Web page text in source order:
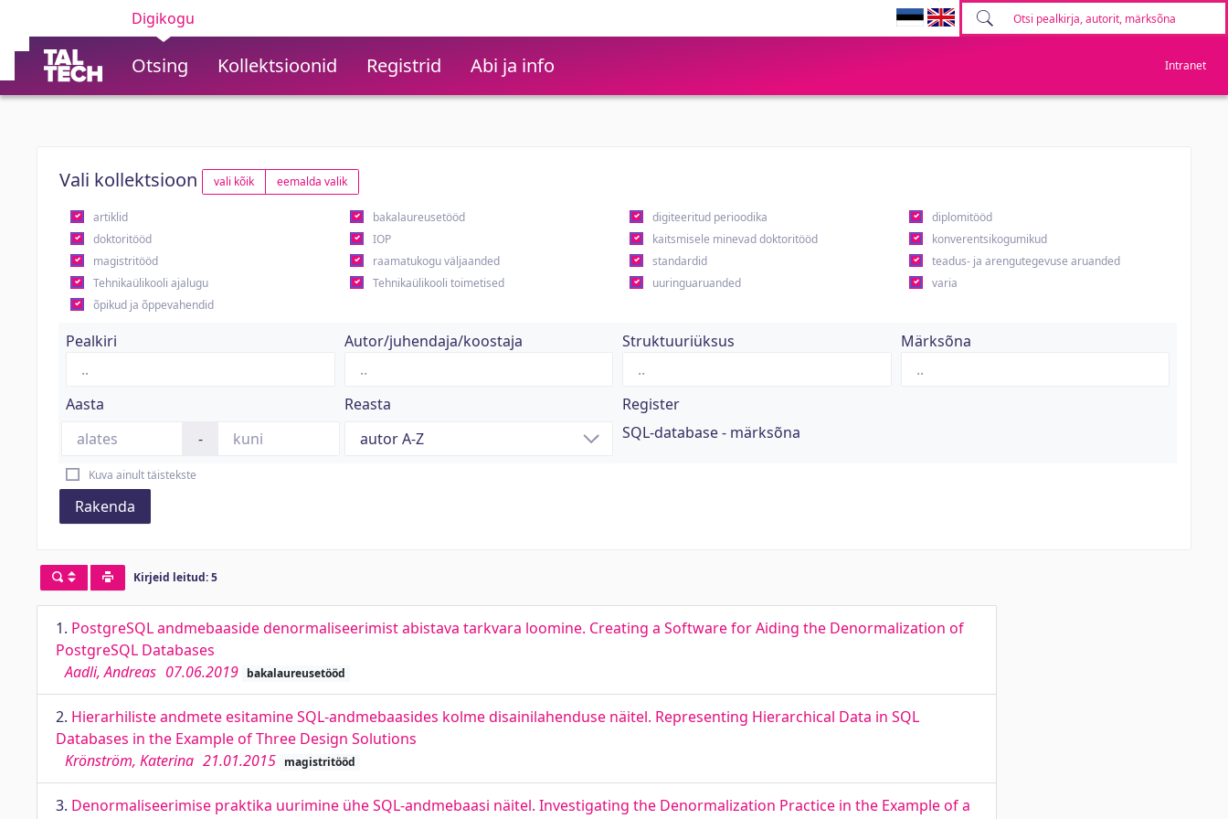
Digikogu
Otsing Kollektsioonid Registrid Abi ja info Intranet
Vali kollektsioon vali kõik eemalda valik
artiklid bakalaureusetööd digiteeritud perioodika
diplomitööd
doktoritööd
IOP kaitsmisele minevad doktoritööd
konverentsikogumikud
magistritööd
raamatukogu väljaanded standardid
teadus- ja arengutegevuse aruanded
Tehnikaülikooli ajalugu
Tehnikaülikooli toimetised uuringuaruanded
varia
õpikud ja õppevahendid
Pealkiri Autor/juhendaja/koostaja Struktuuriüksus Märksõna
Aasta
-
Reasta
Register
SQL-database - märksõna
Kuva ainult täistekste
Rakenda
Kirjeid leitud: 5
1. PostgreSQL andmebaaside denormaliseerimist abistava tarkvara loomine. Creating a Software for Aiding the Denormalization of
PostgreSQL Databases
Aadli, Andreas 07.06.2019 bakalaureusetööd
2. Hierarhiliste andmete esitamine SQL-andmebaasides kolme disainilahenduse näitel. Representing Hierarchical Data in SQL
Databases in the Example of Three Design Solutions
Krönström, Katerina 21.01.2015 magistritööd
3. Denormaliseerimise praktika uurimine ühe SQL-andmebaasi näitel. Investigating the Denormalization Practice in the Example of a